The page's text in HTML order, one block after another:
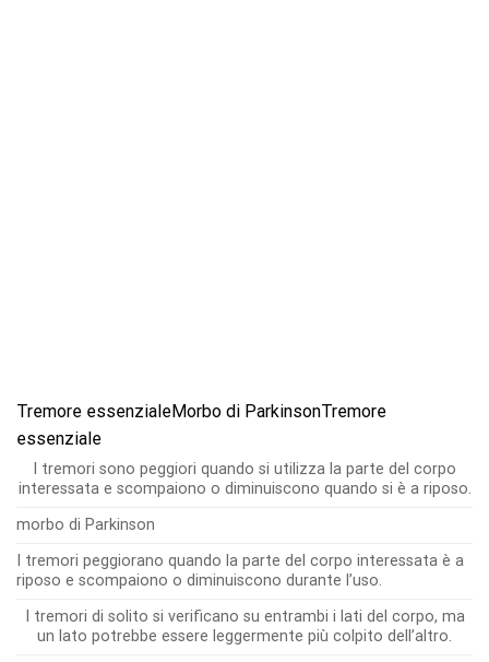
Tremore essenzialeMorbo di ParkinsonTremore
essenziale
I tremori sono peggiori quando si utilizza la parte del corpo
interessata e scompaiono o diminuiscono quando si è a riposo.
morbo di Parkinson
I tremori peggiorano quando la parte del corpo interessata è a
riposo e scompaiono o diminuiscono durante l’uso.
I tremori di solito si verificano su entrambi i lati del corpo, ma
un lato potrebbe essere leggermente più colpito dell’altro.